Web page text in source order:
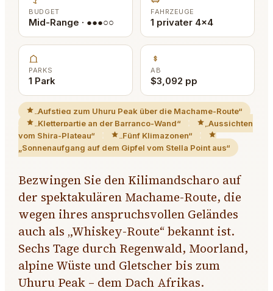
BUDGET
Mid-Range · ●●●○○
FAHRZEUGE
1 privater 4x4
PARKS
1 Park
AB
$3,092 pp
„Aufstieg zum Uhuru Peak über die Machame-Route“
„Kletterpartie an der Barranco-Wand“
„Aussichten
vom Shira-Plateau“
„Fünf Klimazonen“
„Sonnenaufgang auf dem Gipfel vom Stella Point aus“
Bezwingen Sie den Kilimandscharo auf
der spektakulären Machame-Route, die
wegen ihres anspruchsvollen Geländes
auch als „Whiskey-Route“ bekannt ist.
Sechs Tage durch Regenwald, Moorland,
alpine Wüste und Gletscher bis zum
Uhuru Peak – dem Dach Afrikas.